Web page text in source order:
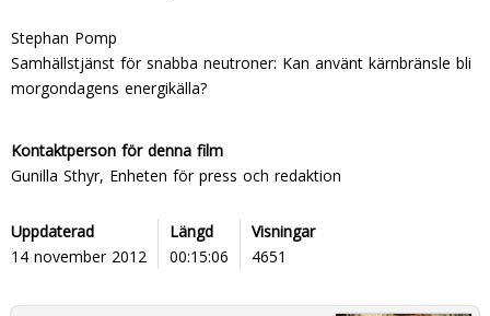
Stephan Pomp
Samhällstjänst för snabba neutroner: Kan använt kärnbränsle bli
morgondagens energikälla?
Kontaktperson för denna film
Gunilla Sthyr, Enheten för press och redaktion
Uppdaterad
14 november 2012
Längd
00:15:06
Visningar
4651